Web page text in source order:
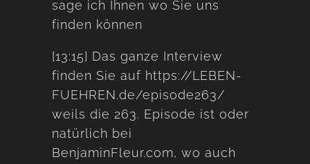
sage ich Ihnen wo Sie uns
finden können
[13:15] Das ganze Interview
finden Sie auf https://LEBEN-
FUEHREN.de/episode263/
weils die 263. Episode ist oder
natürlich bei
BenjaminFleur.com, wo auch